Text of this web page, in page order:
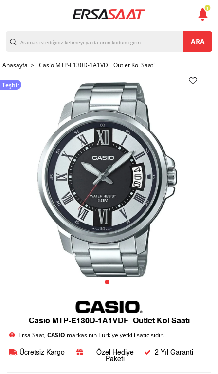
ARA
Anasayfa > Casio MTP-E130D-1A1VDF_Outlet Kol Saati
Teşhir
Casio MTP-E130D-1A1VDF_Outlet Kol Saati
Ersa Saat,CASIO markasının Türkiye yetkili satıcısıdır.
Ücretsiz Kargo
Özel Hediye
Paketi
2 Yıl Garanti
1